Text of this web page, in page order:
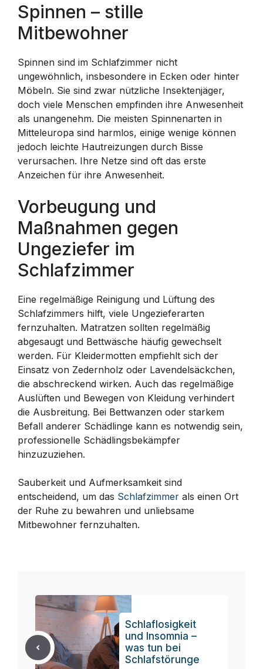
Spinnen – stille
Mitbewohner
Spinnen sind im Schlafzimmer nicht
ungewöhnlich, insbesondere in Ecken oder hinter
Möbeln. Sie sind zwar nützliche Insektenjäger,
doch viele Menschen empfinden ihre Anwesenheit
als unangenehm. Die meisten Spinnenarten in
Mitteleuropa sind harmlos, einige wenige können
jedoch leichte Hautreizungen durch Bisse
verursachen. Ihre Netze sind oft das erste
Anzeichen für ihre Anwesenheit.
Vorbeugung und
Maßnahmen gegen
Ungeziefer im
Schlafzimmer
Eine regelmäßige Reinigung und Lüftung des
Schlafzimmers hilft, viele Ungezieferarten
fernzuhalten. Matratzen sollten regelmäßig
abgesaugt und Bettwäsche häufig gewechselt
werden. Für Kleidermotten empfiehlt sich der
Einsatz von Zedernholz oder Lavendelsäckchen,
die abschreckend wirken. Auch das regelmäßige
Auslüften und Bewegen von Kleidung verhindert
die Ausbreitung. Bei Bettwanzen oder starkem
Befall anderer Schädlinge kann es notwendig sein,
professionelle Schädlingsbekämpfer
hinzuzuziehen.
Sauberkeit und Aufmerksamkeit sind
entscheidend, um das Schlafzimmer als einen Ort
der Ruhe zu bewahren und unliebsame
Mitbewohner fernzuhalten.
Schlaflosigkeit
und Insomnia –
was tun bei
Schlafstörunge